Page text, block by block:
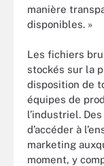
manière
disponibles. »
Les fichiers
stockés sur la
disposition de
équipes de
l’industriel.
d’accéder à
marketing
moment, y